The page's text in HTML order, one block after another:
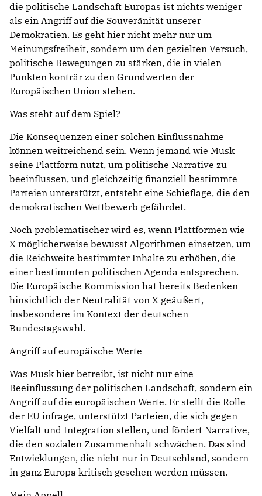
die politische Landschaft Europas ist nichts weniger
als ein Angriff auf die Souveränität unserer
Demokratien. Es geht hier nicht mehr nur um
Meinungsfreiheit, sondern um den gezielten Versuch,
politische Bewegungen zu stärken, die in vielen
Punkten konträr zu den Grundwerten der
Europäischen Union stehen.
Was steht auf dem Spiel?
Die Konsequenzen einer solchen Einflussnahme
können weitreichend sein. Wenn jemand wie Musk
seine Plattform nutzt, um politische Narrative zu
beeinflussen, und gleichzeitig finanziell bestimmte
Parteien unterstützt, entsteht eine Schieflage, die den
demokratischen Wettbewerb gefährdet.
Noch problematischer wird es, wenn Plattformen wie
X möglicherweise bewusst Algorithmen einsetzen, um
die Reichweite bestimmter Inhalte zu erhöhen, die
einer bestimmten politischen Agenda entsprechen.
Die Europäische Kommission hat bereits Bedenken
hinsichtlich der Neutralität von X geäußert,
insbesondere im Kontext der deutschen
Bundestagswahl.
Angriff auf europäische Werte
Was Musk hier betreibt, ist nicht nur eine
Beeinflussung der politischen Landschaft, sondern ein
Angriff auf die europäischen Werte. Er stellt die Rolle
der EU infrage, unterstützt Parteien, die sich gegen
Vielfalt und Integration stellen, und fördert Narrative,
die den sozialen Zusammenhalt schwächen. Das sind
Entwicklungen, die nicht nur in Deutschland, sondern
in ganz Europa kritisch gesehen werden müssen.